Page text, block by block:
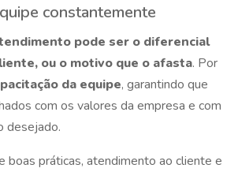
constantemente
pode ser o diferencial
ou o motivo que o afasta. Por
da equipe, garantindo que
com os valores da empresa e com
desejado.
boas práticas, atendimento ao cliente e